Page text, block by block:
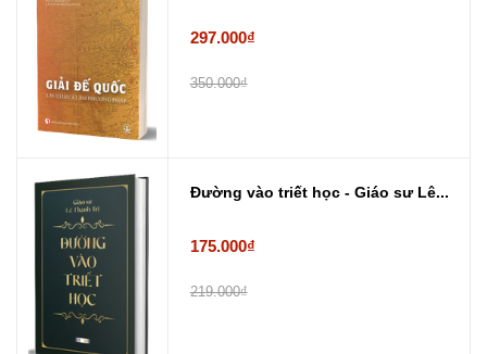
297.000₫
350.000₫
Đường vào triết học - Giáo sư Lê...
175.000₫
219.000₫